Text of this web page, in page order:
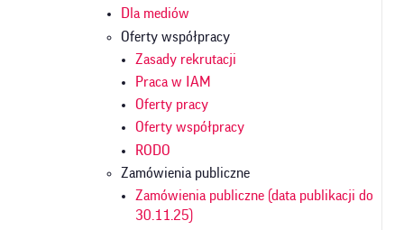
Dla mediów
Oferty współpracy
Zasady rekrutacji
Praca w IAM
Oferty pracy
Oferty współpracy
RODO
Zamówienia publiczne
Zamówienia publiczne (data publikacji do
30.11.25)